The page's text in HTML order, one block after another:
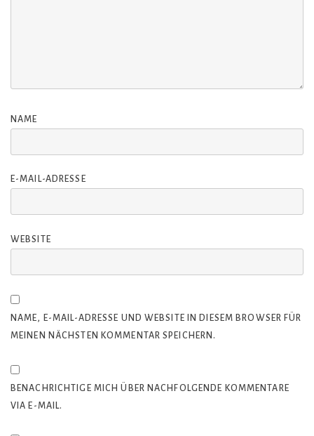
NAME
E-MAIL-ADRESSE
WEBSITE
NAME, E-MAIL-ADRESSE UND WEBSITE IN DIESEM BROWSER FÜR
MEINEN NÄCHSTEN KOMMENTAR SPEICHERN.
BENACHRICHTIGE MICH ÜBER NACHFOLGENDE KOMMENTARE
VIA E-MAIL.